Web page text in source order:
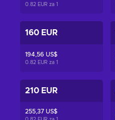
0.82 EUR za 1
160 EUR
194,56 US$
0.82 EUR za 1
210 EUR
255,37 US$